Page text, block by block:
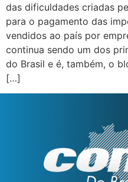
das dificuldades criadas
para o pagamento das
vendidos ao país por
continua sendo um dos
do Brasil e é, também, o
[…]